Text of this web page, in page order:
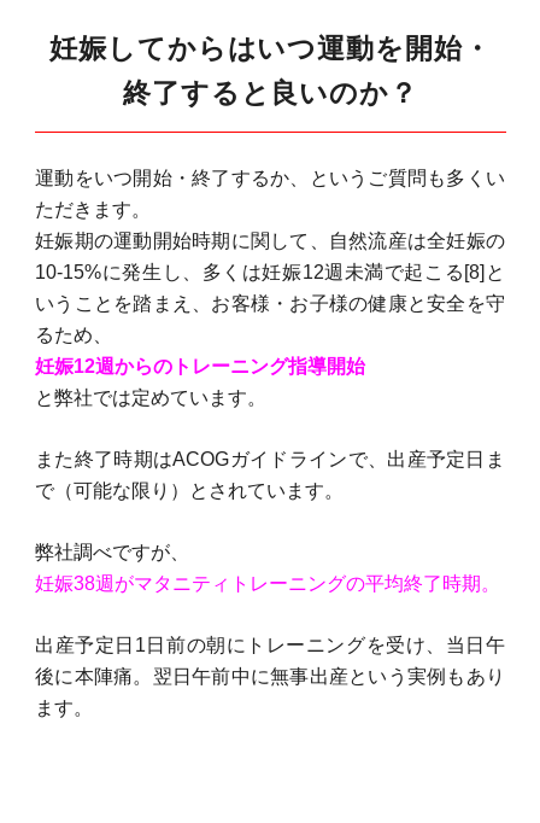
妊娠してからはいつ運動を開始・
終了すると良いのか？
運動をいつ開始・終了するか、というご質問も多くい
ただきます。
妊娠期の運動開始時期に関して、自然流産は全妊娠の
10-15%に発生し、多くは妊娠12週未満で起こる[8]と
いうことを踏まえ、お客様・お子様の健康と安全を守
るため、
妊娠12週からのトレーニング指導開始
と弊社では定めています。
また終了時期はACOGガイドラインで、出産予定日ま
で（可能な限り）とされています。
弊社調べですが、
妊娠38週がマタニティトレーニングの平均終了時期。
出産予定日1日前の朝にトレーニングを受け、当日午
後に本陣痛。翌日午前中に無事出産という実例もあり
ます。